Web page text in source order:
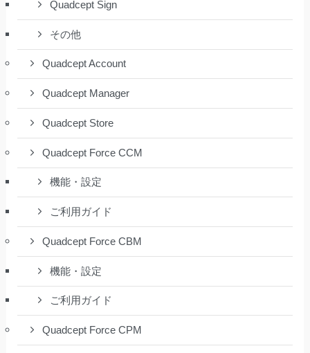
Quadcept Sign
その他
Quadcept Account
Quadcept Manager
Quadcept Store
Quadcept Force CCM
機能・設定
ご利用ガイド
Quadcept Force CBM
機能・設定
ご利用ガイド
Quadcept Force CPM